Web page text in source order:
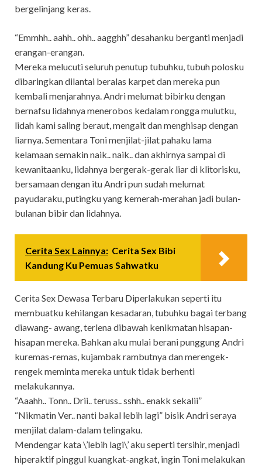
bergelinjang keras.
“Emmhh.. aahh.. ohh.. aagghh” desahanku berganti menjadi
erangan-erangan.
Mereka melucuti seluruh penutup tubuhku, tubuh polosku
dibaringkan dilantai beralas karpet dan mereka pun
kembali menjarahnya. Andri melumat bibirku dengan
bernafsu lidahnya menerobos kedalam rongga mulutku,
lidah kami saling beraut, mengait dan menghisap dengan
liarnya. Sementara Toni menjilat-jilat pahaku lama
kelamaan semakin naik.. naik.. dan akhirnya sampai di
kewanitaanku, lidahnya bergerak-gerak liar di klitorisku,
bersamaan dengan itu Andri pun sudah melumat
payudaraku, putingku yang kemerah-merahan jadi bulan-
bulanan bibir dan lidahnya.
Cerita Sex Lainnya: Cerita Sex Bibi
Kandung Ku Pemuas Sahwatku
Cerita Sex Dewasa Terbaru Diperlakukan seperti itu
membuatku kehilangan kesadaran, tubuhku bagai terbang
diawang- awang, terlena dibawah kenikmatan hisapan-
hisapan mereka. Bahkan aku mulai berani punggung Andri
kuremas-remas, kujambak rambutnya dan merengek-
rengek meminta mereka untuk tidak berhenti
melakukannya.
“Aaahh.. Tonn.. Drii.. teruss.. sshh.. enakk sekalii”
“Nikmatin Ver.. nanti bakal lebih lagi” bisik Andri seraya
menjilat dalam-dalam telingaku.
Mendengar kata \’lebih lagi\’ aku seperti tersihir, menjadi
hiperaktif pinggul kuangkat-angkat, ingin Toni melakukan